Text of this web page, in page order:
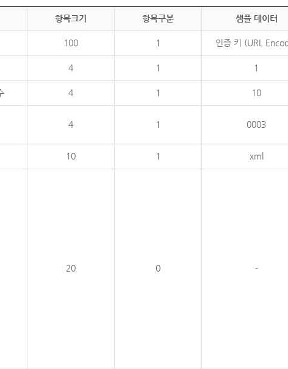
항목크기 항목구분 샘플 데이터
100 1 인증 키 (URL
4 1 1
4 1 10
4 1 0003
10 1 xml
20 0 -